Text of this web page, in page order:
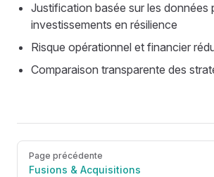
Justification basée sur les données
investissements en résilience
Risque opérationnel et financier
Comparaison transparente des
Page précédente
Fusions & Acquisitions